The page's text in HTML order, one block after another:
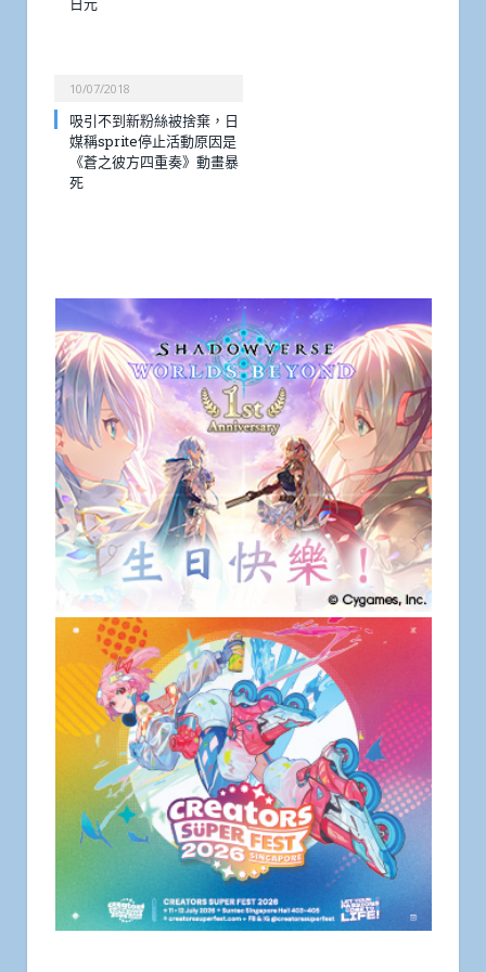
10/07/2018
吸引不到新粉絲被捨棄，日
媒稱sprite停止活動原因是
《蒼之彼方四重奏》動畫暴
死